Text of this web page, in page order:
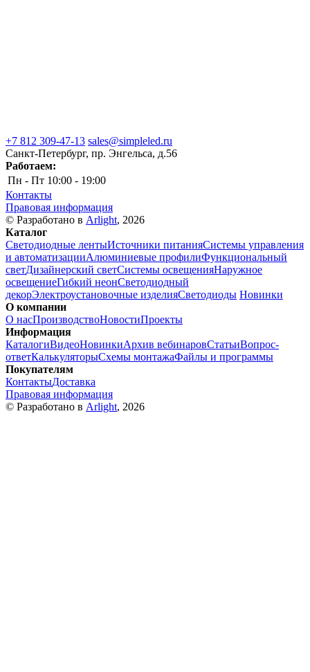
+7 812 309-47-13 sales@simpleled.ru
Санкт-Петербург, пр. Энгельса, д.56
Работаем:
Пн - Пт 10:00 - 19:00
Контакты
Правовая информация
© Разработано в Arlight, 2026
Каталог
Светодиодные лентыИсточники питанияСистемы управления
и автоматизацииАлюминиевые профилиФункциональный
светДизайнерский светСистемы освещенияНаружное
освещениеГибкий неонСветодиодный
декорЭлектроустановочные изделияСветодиоды Новинки
О компании
О насПроизводствоНовостиПроекты
Информация
КаталогиВидеоНовинкиАрхив вебинаровСтатьиВопрос-
ответКалькуляторыСхемы монтажаФайлы и программы
Покупателям
КонтактыДоставка
Правовая информация
© Разработано в Arlight, 2026